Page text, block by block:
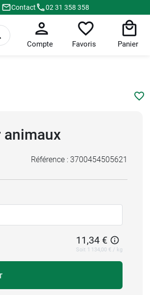
Contact 02 31 358 358
Compte Favoris Panier
animaux
Référence : 3700454505621
11,34 €
Soit 1 134,00 € / kg